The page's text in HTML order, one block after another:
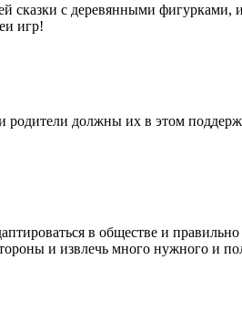
сказки с деревянными фигурками,
игр!
родители должны их в этом
в обществе и правильно
и извлечь много нужного и